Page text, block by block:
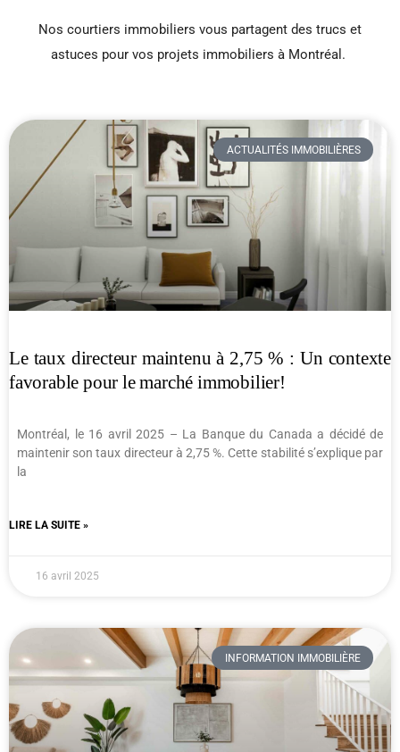
Nos courtiers immobiliers vous partagent des trucs et
astuces pour vos projets immobiliers à Montréal. ​
ACTUALITÉS IMMOBILIÈRES
Le taux directeur maintenu à 2,75 % : Un contexte
favorable pour le marché immobilier!
Montréal, le 16 avril 2025 – La Banque du Canada a décidé de
maintenir son taux directeur à 2,75 %. Cette stabilité s’explique par
la
LIRE LA SUITE »
16 avril 2025
INFORMATION IMMOBILIÈRE